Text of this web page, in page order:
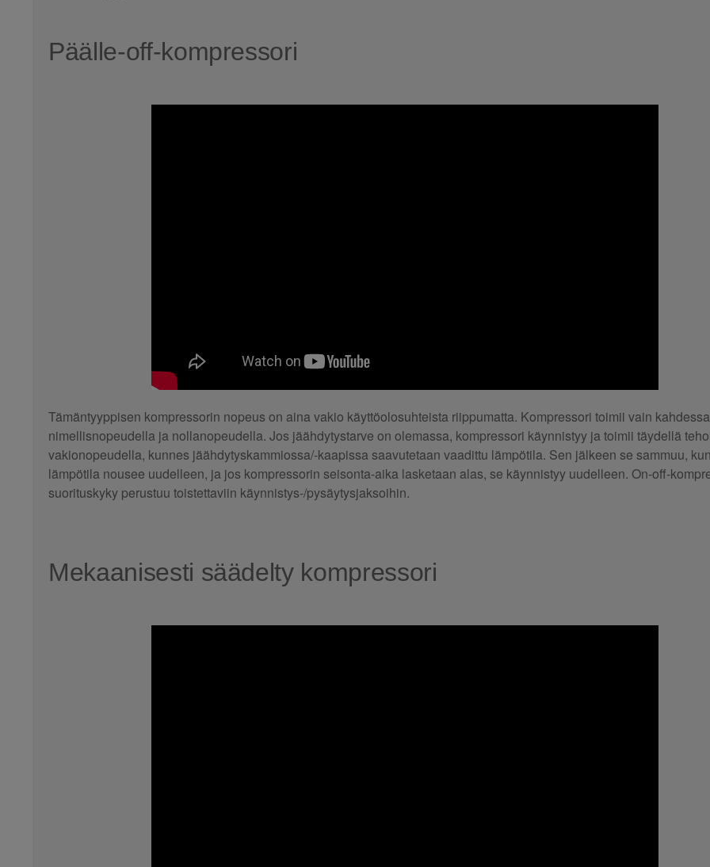
Päälle-off-kompressori
Tämäntyyppisen kompressorin nopeus on aina vakio käyttöolosuhteista riippumatta. Kompressori toimii vain
nimellisnopeudella ja nollanopeudella. Jos jäähdytystarve on olemassa, kompressori käynnistyy ja toimii täydellä
vakionopeudella, kunnes jäähdytyskammiossa/-kaapissa saavutetaan vaadittu lämpötila. Sen jälkeen se sammuu,
lämpötila nousee uudelleen, ja jos kompressorin seisonta-aika lasketaan alas, se käynnistyy uudelleen. On-off-
suorituskyky perustuu toistettaviin käynnistys-/pysäytysjaksoihin.
Mekaanisesti säädelty kompressori